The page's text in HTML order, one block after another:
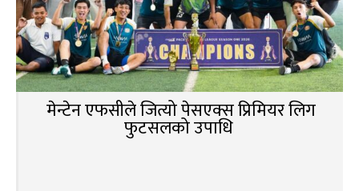
मेन्टेन एफसीले जित्यो पेसएक्स प्रिमियर लिग
फुटसलको उपाधि